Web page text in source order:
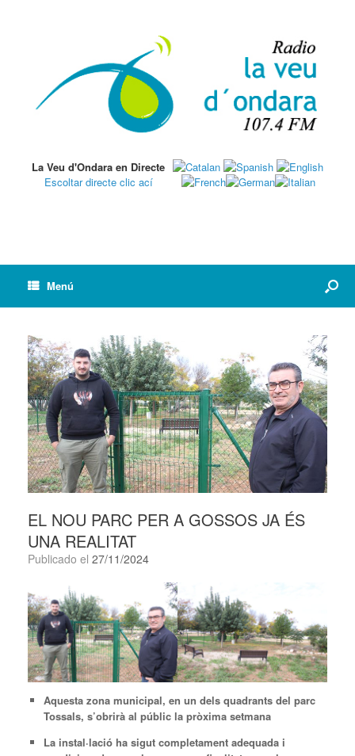
La Veu d'Ondara en Directe
Escoltar directe clic ací
Menú
EL NOU PARC PER A GOSSOS JA ÉS
UNA REALITAT
Publicado el 27/11/2024
Aquesta zona municipal, en un dels quadrants del parc
Tossals, s’obrirà al públic la pròxima setmana
La instal·lació ha sigut completament adequada i